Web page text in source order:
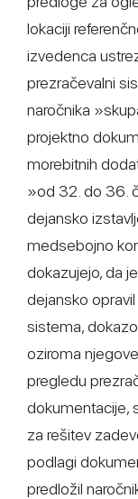
lokaciji
izvedenca
prezračevalni
naročnika
projektno
morebitnih
»od 32. do 36.
dejansko
medsebojno
dokazujejo, da
dejansko
sistema,
oziroma
pregledu
dokumentacije,
za rešitev
podlagi
predložil